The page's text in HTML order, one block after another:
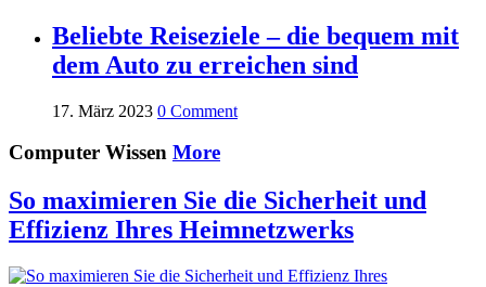
Beliebte Reiseziele – die bequem mit
dem Auto zu erreichen sind
17. März 2023 0 Comment
Computer Wissen More
So maximieren Sie die Sicherheit und
Effizienz Ihres Heimnetzwerks